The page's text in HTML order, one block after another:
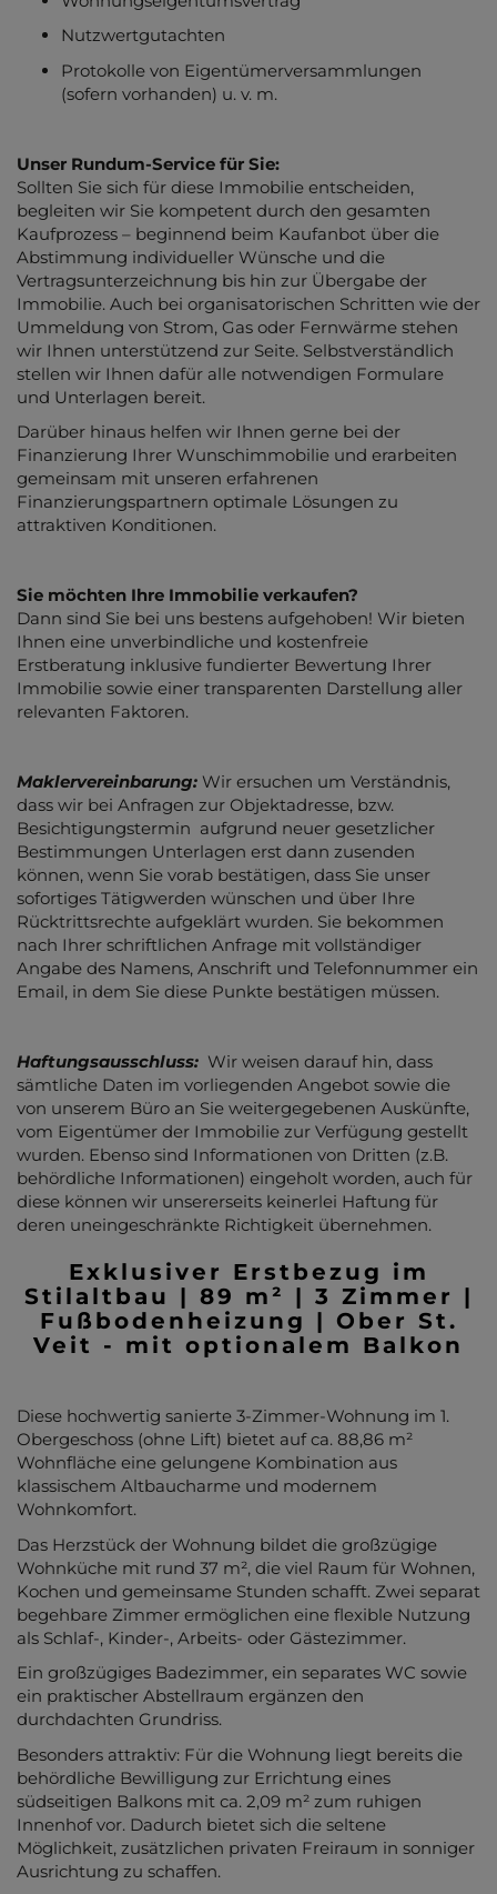
Nutzwertgutachten
Protokolle von Eigentümerversammlungen
(sofern vorhanden) u. v. m.
Unser Rundum-Service für Sie:
Sollten Sie sich für diese Immobilie entscheiden,
begleiten wir Sie kompetent durch den gesamten
Kaufprozess – beginnend beim Kaufanbot über die
Abstimmung individueller Wünsche und die
Vertragsunterzeichnung bis hin zur Übergabe der
Immobilie. Auch bei organisatorischen Schritten wie der
Ummeldung von Strom, Gas oder Fernwärme stehen
wir Ihnen unterstützend zur Seite. Selbstverständlich
stellen wir Ihnen dafür alle notwendigen Formulare
und Unterlagen bereit.
Darüber hinaus helfen wir Ihnen gerne bei der
Finanzierung Ihrer Wunschimmobilie und erarbeiten
gemeinsam mit unseren erfahrenen
Finanzierungspartnern optimale Lösungen zu
attraktiven Konditionen.
Sie möchten Ihre Immobilie verkaufen?
Dann sind Sie bei uns bestens aufgehoben! Wir bieten
Ihnen eine unverbindliche und kostenfreie
Erstberatung inklusive fundierter Bewertung Ihrer
Immobilie sowie einer transparenten Darstellung aller
relevanten Faktoren.
Maklervereinbarung: Wir ersuchen um Verständnis,
dass wir bei Anfragen zur Objektadresse, bzw.
Besichtigungstermin aufgrund neuer gesetzlicher
Bestimmungen Unterlagen erst dann zusenden
können, wenn Sie vorab bestätigen, dass Sie unser
sofortiges Tätigwerden wünschen und über Ihre
Rücktrittsrechte aufgeklärt wurden. Sie bekommen
nach Ihrer schriftlichen Anfrage mit vollständiger
Angabe des Namens, Anschrift und Telefonnummer ein
Email, in dem Sie diese Punkte bestätigen müssen.
Haftungsausschluss: Wir weisen darauf hin, dass
sämtliche Daten im vorliegenden Angebot sowie die
von unserem Büro an Sie weitergegebenen Auskünfte,
vom Eigentümer der Immobilie zur Verfügung gestellt
wurden. Ebenso sind Informationen von Dritten (z.B.
behördliche Informationen) eingeholt worden, auch für
diese können wir unsererseits keinerlei Haftung für
deren uneingeschränkte Richtigkeit übernehmen.
Exklusiver Erstbezug im
Stilaltbau | 89 m² | 3 Zimmer |
Fußbodenheizung | Ober St.
Veit - mit optionalem Balkon
Diese hochwertig sanierte 3-Zimmer-Wohnung im 1.
Obergeschoss (ohne Lift) bietet auf ca. 88,86 m²
Wohnfläche eine gelungene Kombination aus
klassischem Altbaucharme und modernem
Wohnkomfort.
Das Herzstück der Wohnung bildet die großzügige
Wohnküche mit rund 37 m², die viel Raum für Wohnen,
Kochen und gemeinsame Stunden schafft. Zwei separat
begehbare Zimmer ermöglichen eine flexible Nutzung
als Schlaf-, Kinder-, Arbeits- oder Gästezimmer.
Ein großzügiges Badezimmer, ein separates WC sowie
ein praktischer Abstellraum ergänzen den
durchdachten Grundriss.
Besonders attraktiv: Für die Wohnung liegt bereits die
behördliche Bewilligung zur Errichtung eines
südseitigen Balkons mit ca. 2,09 m² zum ruhigen
Innenhof vor. Dadurch bietet sich die seltene
Möglichkeit, zusätzlichen privaten Freiraum in sonniger
Ausrichtung zu schaffen.